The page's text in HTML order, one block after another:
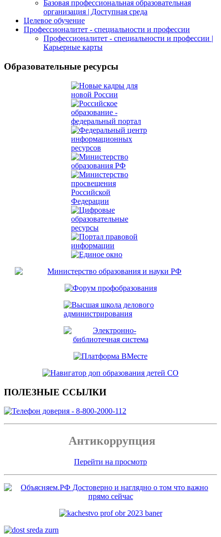
Базовая профессиональная образовательная
организация | Доступная среда
Целевое обучение
Профессионалитет - специальности и профессии
Профессионалитет - специальности и профессии |
Карьерные карты
Образовательные ресурсы
ПОЛЕЗНЫЕ ССЫЛКИ
Антикоррупция
Перейти на просмотр